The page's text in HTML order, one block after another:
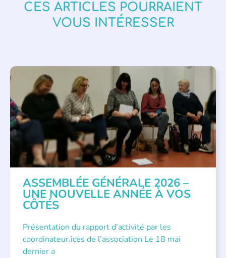
CES ARTICLES POURRAIENT
VOUS INTÉRESSER
APPEL À SOUTIEN , VIE DE L'ASSOCIATION
ASSEMBLÉE GÉNÉRALE 2026 –
UNE NOUVELLE ANNÉE À VOS
CÔTÉS
Présentation du rapport d’activité par les
coordinateur.ices de l’association Le 18 mai
dernier a